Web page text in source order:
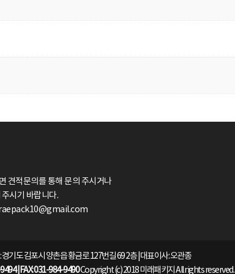
견적문의를 통해 문의 주시거나
시기 바랍니다.
기도 김포시 양촌읍 황금로 127번길 69 2층 | 대표이사: 오관종
| FAX: 031-984-9490Copyright (c) 2018 미래패키지 All rights reserved.